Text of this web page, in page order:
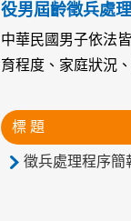
役男屆齡徵兵處
中華民國男子依法
育程度、家庭狀況
標 題
徵兵處理程序簡